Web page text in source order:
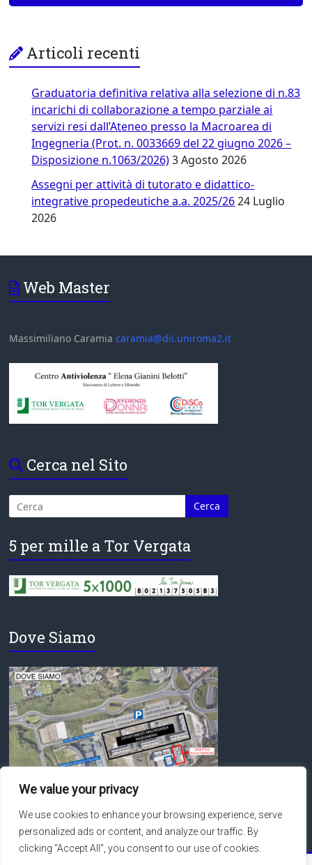
We value your privacy
We use cookies to enhance your browsing experience, serve
personalized ads or content, and analyze our traffic. By
clicking "Accept All", you consent to our use of cookies.
Articoli recenti
Graduatoria definitiva relativa alla selezione di n.83
incarichi di collaborazione a tempo parziale ai
servizi resi dall’Ateneo presso la Macroarea di
Ingegneria (Prot. n. 0033669 del 22 giugno 2026 –
Disposizione n.1063/2026) 3 Agosto 2026
Assegni per attività di tutorato e didattico-
integrative propedeutiche a.a. 2025/26 24 Luglio
2026
Web Master
Massimiliano Caramiacaramia@dii.uniroma2.it
Cerca nel Sito
5 per mille a Tor Vergata
Dove Siamo